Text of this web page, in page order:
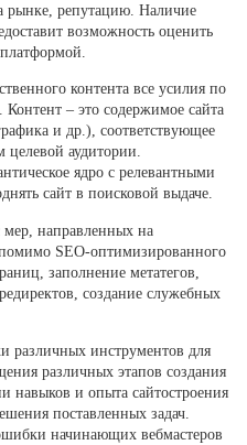
рынке, репутацию. Наличие
возможность оценить
контента все усилия по
– это содержимое сайта
и др.), соответствующее
целевой аудитории.
ядро с релевантными
сайт в поисковой выдаче.
направленных на
SEO-оптимизированного
заполнение метатегов,
создание служебных
различных инструментов для
различных этапов создания
навыков и опыта сайтостроения
поставленных задач.
начинающих вебмастеров